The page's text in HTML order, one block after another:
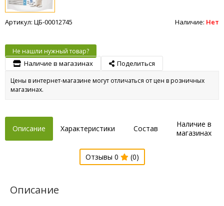
Артикул: ЦБ-00012745 Наличие: Нет
Не нашли нужный товар?
Наличие в магазинах Поделиться
Цены в интернет-магазине могут отличаться от цен в розничных
магазинах.
Описание Характеристики Состав
Наличие в
магазинах
Отзывы 0 (0)
Описание